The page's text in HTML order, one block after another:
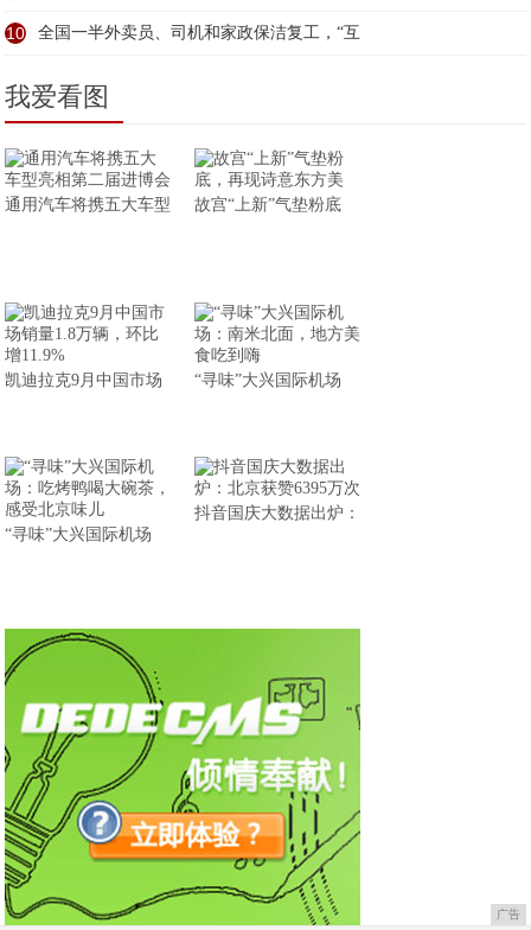
10 全国一半外卖员、司机和家政保洁复工，“互
我爱看图
通用汽车将携五大车型 故宫“上新”气垫粉底
凯迪拉克9月中国市场 “寻味”大兴国际机场
“寻味”大兴国际机场
抖音国庆大数据出炉：
广告